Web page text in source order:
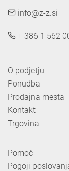
info@z-z.si
+ 386 1 562
O podjetju
Ponudba
Prodajna mesta
Kontakt
Trgovina
Pomoč
Pogoji